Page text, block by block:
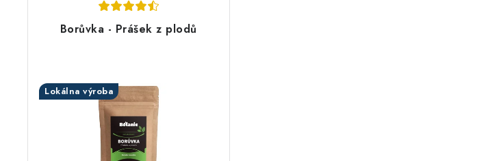
Borůvka - Prášek z plodů
Lokálna výroba